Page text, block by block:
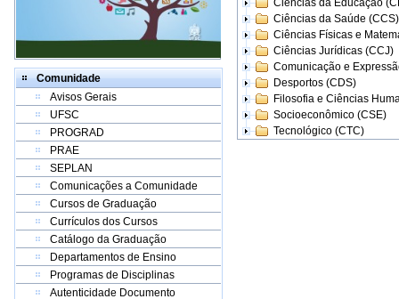
Comunidade
Avisos Gerais
UFSC
PROGRAD
PRAE
SEPLAN
Comunicações a Comunidade
Cursos de Graduação
Currículos dos Cursos
Catálogo da Graduação
Departamentos de Ensino
Programas de Disciplinas
Autenticidade Documento
Ciências da Educação
Ciências da Saúde (CCS)
Ciências Físicas e
Ciências Jurídicas (CCJ)
Comunicação e
Desportos (CDS)
Filosofia e Ciências
Socioeconômico (CSE)
Tecnológico (CTC)